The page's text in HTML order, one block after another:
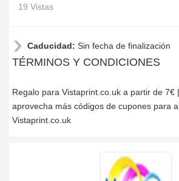
19 Vistas
Caducidad: Sin fecha de finalización
TÉRMINOS Y CONDICIONES
Regalo para Vistaprint.co.uk a partir de 7€
aprovecha más códigos de cupones para
Vistaprint.co.uk